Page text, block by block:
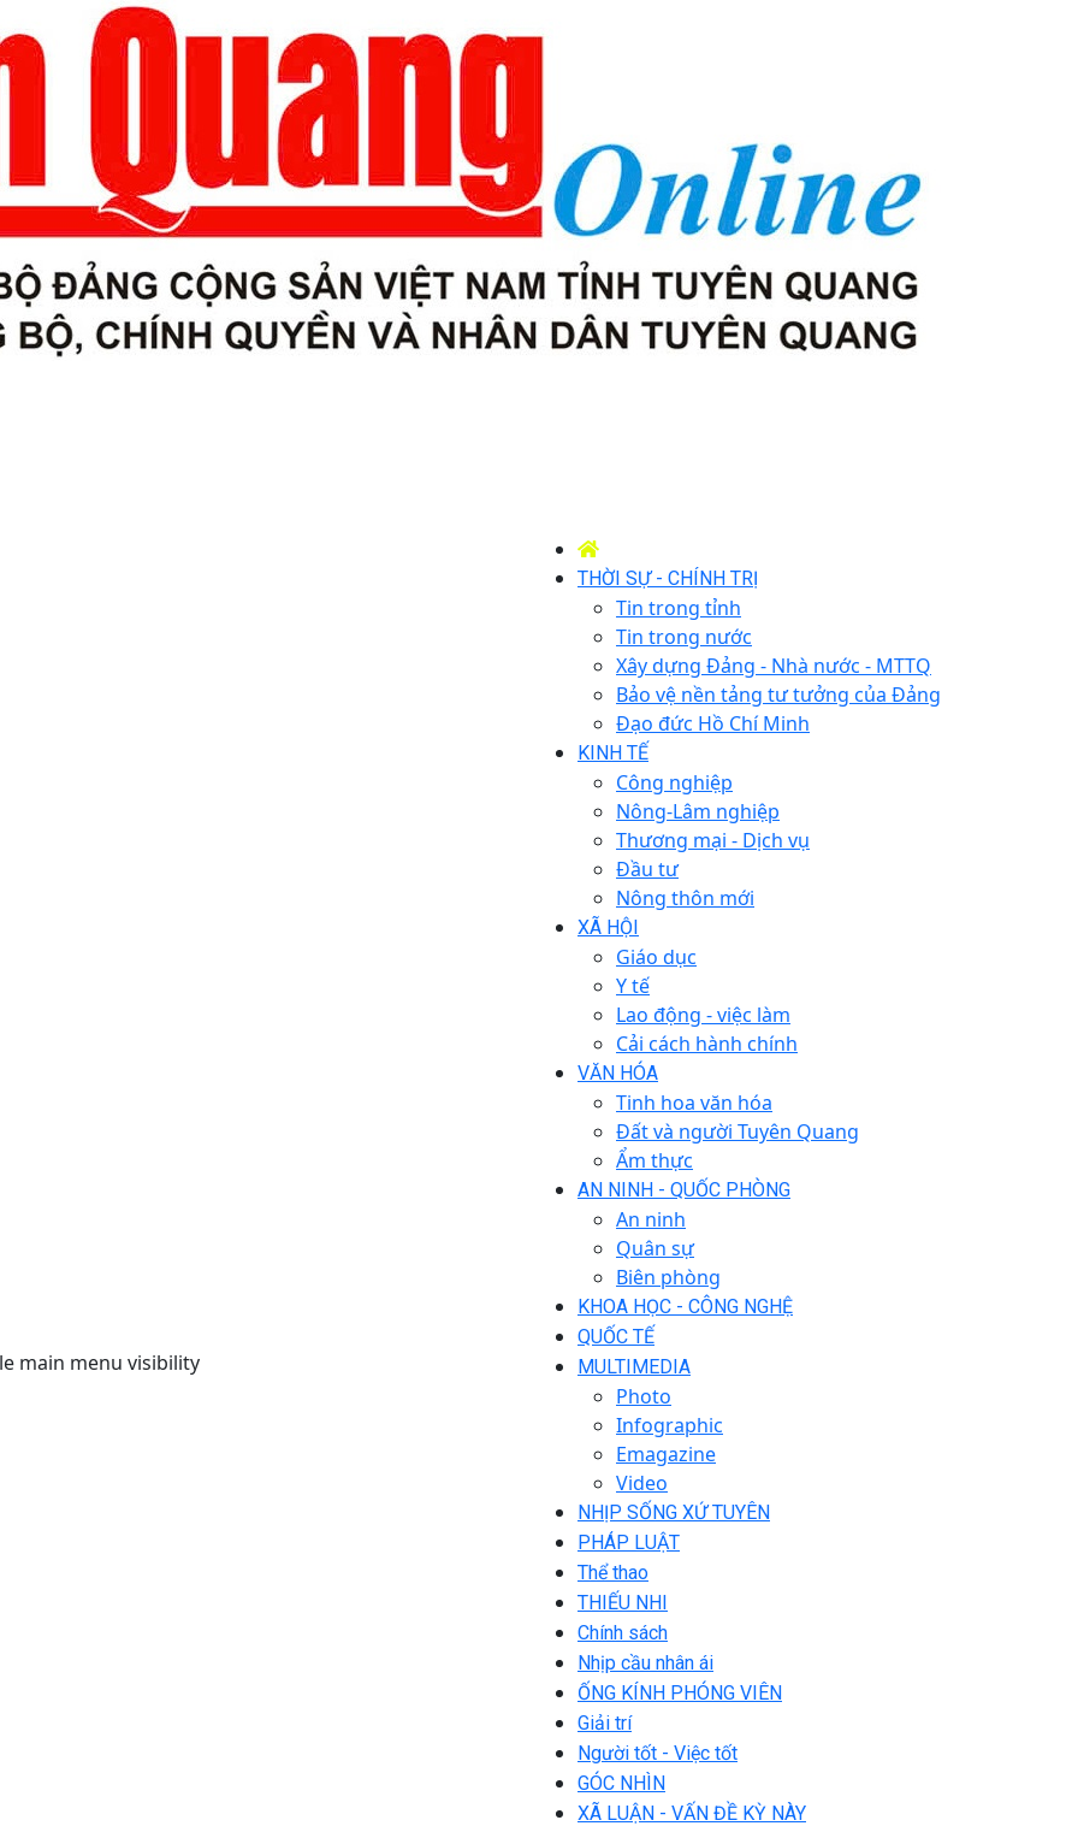
main menu visibility
THỜI SỰ - CHÍNH TRỊ
Tin trong tỉnh
Tin trong nước
Xây dựng Đảng - Nhà nước - MTTQ
Bảo vệ nền tảng tư tưởng của Đảng
Đạo đức Hồ Chí Minh
KINH TẾ
Công nghiệp
Nông-Lâm nghiệp
Thương mại - Dịch vụ
Đầu tư
Nông thôn mới
XÃ HỘI
Giáo dục
Y tế
Lao động - việc làm
Cải cách hành chính
VĂN HÓA
Tinh hoa văn hóa
Đất và người Tuyên Quang
Ẩm thực
AN NINH - QUỐC PHÒNG
An ninh
Quân sự
Biên phòng
KHOA HỌC - CÔNG NGHỆ
QUỐC TẾ
MULTIMEDIA
Photo
Infographic
Emagazine
Video
NHỊP SỐNG XỨ TUYÊN
PHÁP LUẬT
Thể thao
THIẾU NHI
Chính sách
Nhịp cầu nhân ái
ỐNG KÍNH PHÓNG VIÊN
Giải trí
Người tốt - Việc tốt
GÓC NHÌN
XÃ LUẬN - VẤN ĐỀ KỲ NÀY